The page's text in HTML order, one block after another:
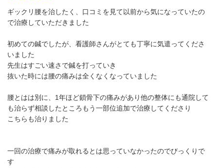
ギックリ腰を治したく、口コミを見て以前から気になっていたの
で治療していただきました
初めての鍼でしたが、看護師さんがとても丁寧に気遣ってくださ
いました
先生はすごい速さで鍼を打っていき
抜いた時には腰の痛みは全くなくなっていました
腰とはは別に、1年ほど鎖骨下の痛みがあり他の整体にも通院して
も治らず相談したところもう一部位追加で治療してくださり
こちらも治りました
一回の治療で痛みが取れるとは思っていなかったのでびっくりで
す